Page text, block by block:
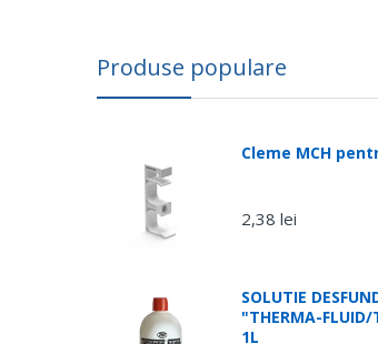
Produse populare
Cleme MCH
2,38 lei
SOLUTIE
"THERMA-FLUID/
1L